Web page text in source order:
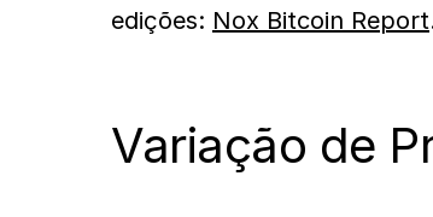
edições: Nox Bitcoin Report
Variação de